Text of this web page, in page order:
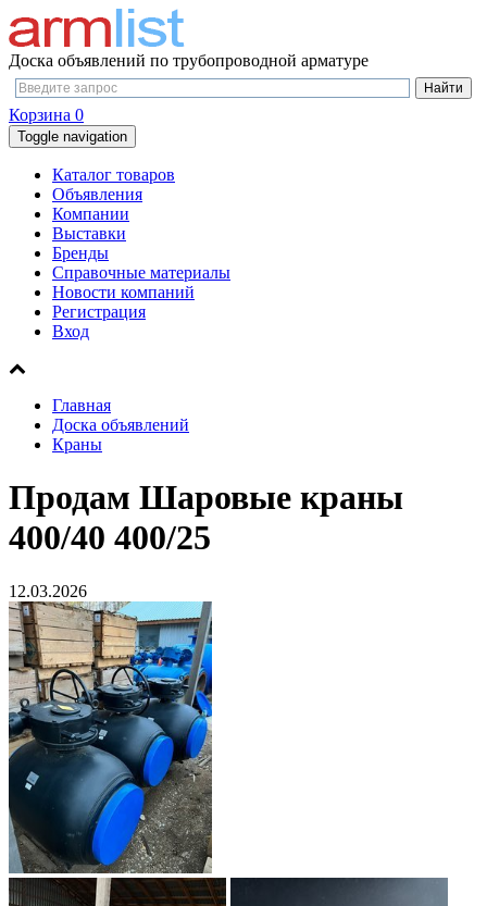
Доска объявлений по трубопроводной арматуре
Корзина 0
Toggle navigation
Каталог товаров
Объявления
Компании
Выставки
Бренды
Справочные материалы
Новости компаний
Регистрация
Вход
Главная
Доска объявлений
Краны
Продам Шаровые краны
400/40 400/25
12.03.2026